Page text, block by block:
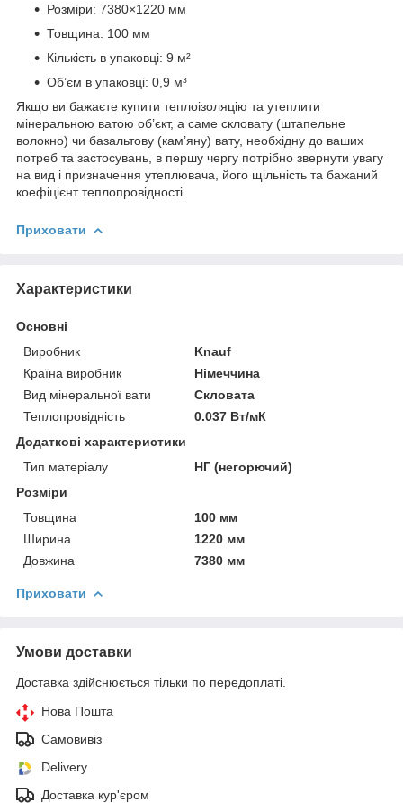
Розміри: 7380×1220 мм
Товщина: 100 мм
Кількість в упаковці: 9 м²
Об’єм в упаковці: 0,9 м³
Якщо ви бажаєте купити теплоізоляцію та утеплити
мінеральною ватою об’єкт, а саме скловату (штапельне
волокно) чи базальтову (кам’яну) вату, необхідну до ваших
потреб та застосувань, в першу чергу потрібно звернути увагу
на вид і призначення утеплювача, його щільність та бажаний
коефіцієнт теплопровідності.
Приховати
Характеристики
Основні
Виробник
Knauf
Країна виробник
Німеччина
Вид мінеральної вати
Скловата
Теплопровідність
0.037 Вт/мК
Додаткові характеристики
Тип матеріалу
НГ (негорючий)
Розміри
Товщина
100 мм
Ширина
1220 мм
Довжина
7380 мм
Приховати
Умови доставки
Доставка здійснюється тільки по передоплаті.
Нова Пошта
Самовивіз
Delivery
Доставка кур'єром